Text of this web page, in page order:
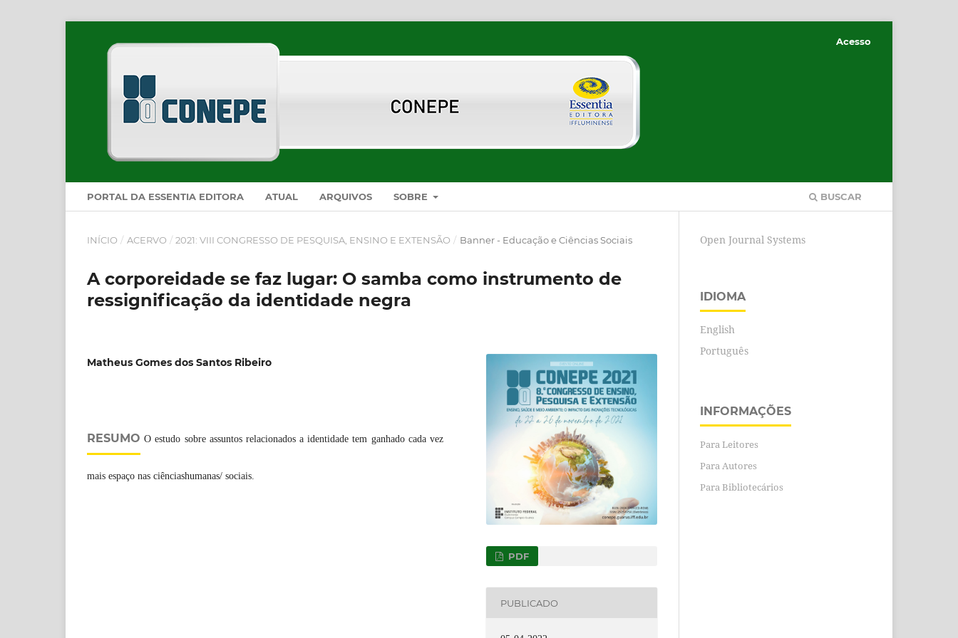
PORTAL DA ESSENTIA EDITORA ATUAL ARQUIVOS SOBRE BUSCAR
Acesso
INÍCIO / ACERVO / 2021: VIII CONGRESSO DE PESQUISA, ENSINO E EXTENSÃO / Banner - Educação e Ciências Sociais
A corporeidade se faz lugar: O samba como instrumento de
ressignificação da identidade negra
Matheus Gomes dos Santos Ribeiro
RESUMO O estudo sobre assuntos relacionados a identidade tem ganhado cada vez
mais espaço nas ciênciashumanas/ sociais.
PDF
PUBLICADO
Open Journal Systems
IDIOMA
English
Português
INFORMAÇÕES
Para Leitores
Para Autores
Para Bibliotecários